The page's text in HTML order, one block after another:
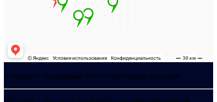
Хелпсант - инженерные сети и сантехника под ключ